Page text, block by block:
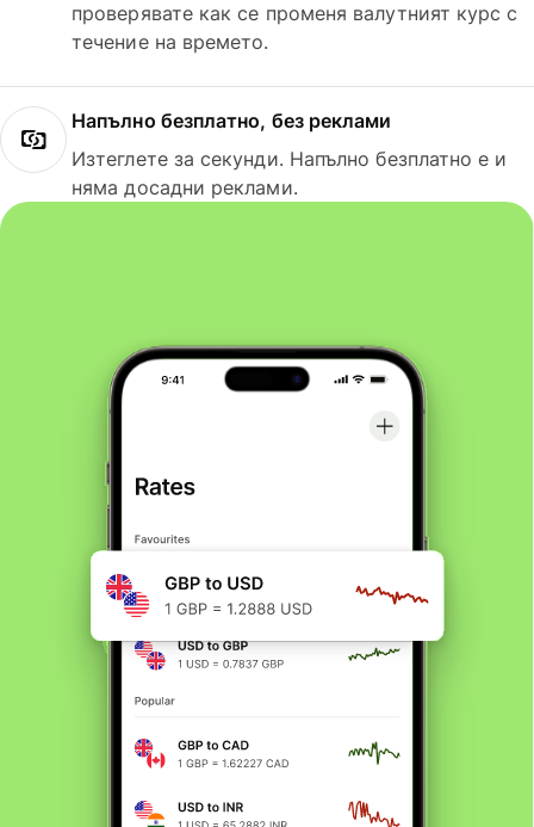
проверявате как се променя валутният курс с
течение на времето.
Напълно безплатно, без реклами
Изтеглете за секунди. Напълно безплатно е и
няма досадни реклами.